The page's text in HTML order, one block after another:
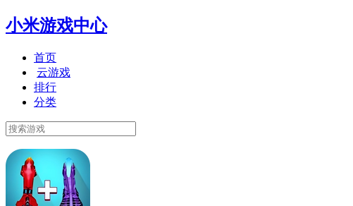
小米游戏中心
首页
云游戏
排行
分类